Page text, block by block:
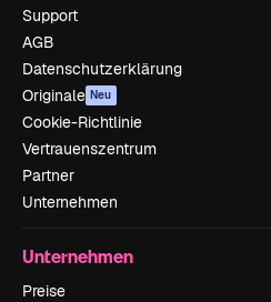
Support
AGB
Datenschutzerklärung
Originale Neu
Cookie-Richtlinie
Vertrauenszentrum
Partner
Unternehmen
Unternehmen
Preise